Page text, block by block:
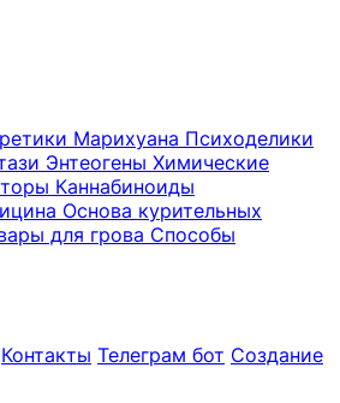
Марихуана Психоделики
Энтеогены Химические
Каннабиноиды
Основа курительных
для грова Способы
Контакты Телеграм бот Создание